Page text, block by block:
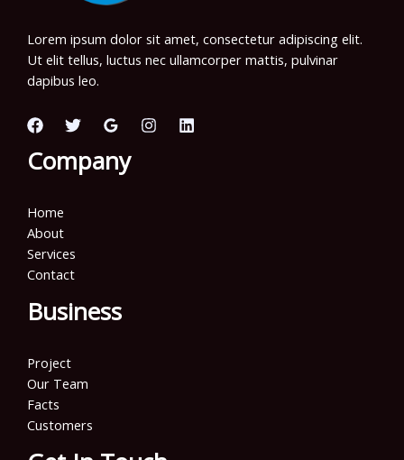
Lorem ipsum dolor sit amet, consectetur adipiscing elit.
Ut elit tellus, luctus nec ullamcorper mattis, pulvinar
dapibus leo.
Company
Home
About
Services
Contact
Business
Project
Our Team
Facts
Customers